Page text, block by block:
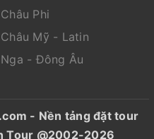
Châu Phi
Châu Mỹ - Latin
Nga - Đông Âu
- Nền tảng đặt tour
Tour @2002-2026